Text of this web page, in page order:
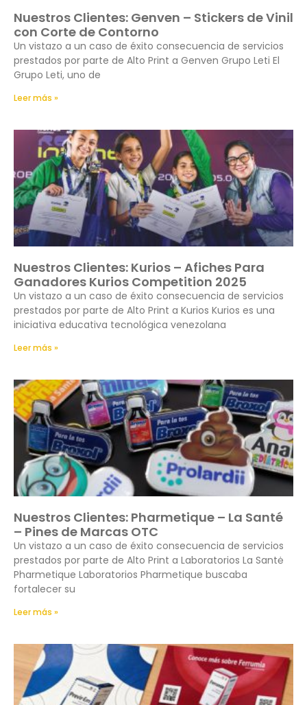
Nuestros Clientes: Genven – Stickers de Vinil
con Corte de Contorno
Un vistazo a un caso de éxito consecuencia de servicios
prestados por parte de Alto Print a Genven Grupo Leti El
Grupo Leti, uno de
Leer más »
Nuestros Clientes: Kurios – Afiches Para
Ganadores Kurios Competition 2025
Un vistazo a un caso de éxito consecuencia de servicios
prestados por parte de Alto Print a Kurios Kurios es una
iniciativa educativa tecnológica venezolana
Leer más »
Nuestros Clientes: Pharmetique – La Santé
– Pines de Marcas OTC
Un vistazo a un caso de éxito consecuencia de servicios
prestados por parte de Alto Print a Laboratorios La Santė
Pharmetique Laboratorios Pharmetique buscaba
fortalecer su
Leer más »